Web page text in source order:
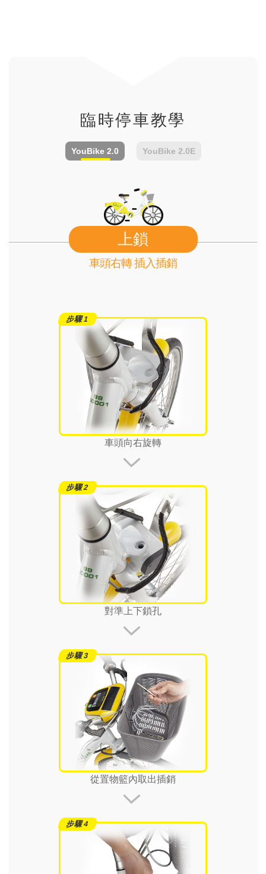
臨時停車教學
YouBike 2.0 YouBike 2.0E
上鎖
車頭右轉 插入插銷
車頭向右旋轉
對準上下鎖孔
從置物籃內取出插銷